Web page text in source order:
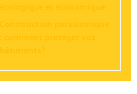
écologique et économique
Construction parasismique
: comment protéger vos
bâtiments?